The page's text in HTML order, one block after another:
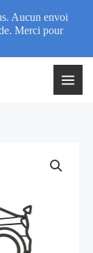
Aucun envoi
Merci pour